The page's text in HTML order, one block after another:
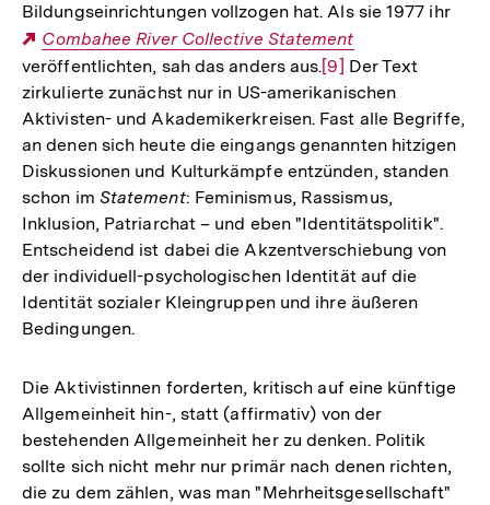
Bildungseinrichtungen vollzogen hat. Als sie 1977 ihr
Externer
Link:
Combahee River Collective Statement
veröffentlichten, sah das anders aus.Zur
Auflösung
der
Fußnote
[9] Der Text
zirkulierte zunächst nur in US-amerikanischen
Aktivisten- und Akademikerkreisen. Fast alle Begriffe,
an denen sich heute die eingangs genannten hitzigen
Diskussionen und Kulturkämpfe entzünden, standen
schon im Statement: Feminismus, Rassismus,
Inklusion, Patriarchat – und eben "Identitätspolitik".
Entscheidend ist dabei die Akzentverschiebung von
der individuell-psychologischen Identität auf die
Identität sozialer Kleingruppen und ihre äußeren
Bedingungen.
Die Aktivistinnen forderten, kritisch auf eine künftige
Allgemeinheit hin-, statt (affirmativ) von der
bestehenden Allgemeinheit her zu denken. Politik
sollte sich nicht mehr nur primär nach denen richten,
die zu dem zählen, was man "Mehrheitsgesellschaft"